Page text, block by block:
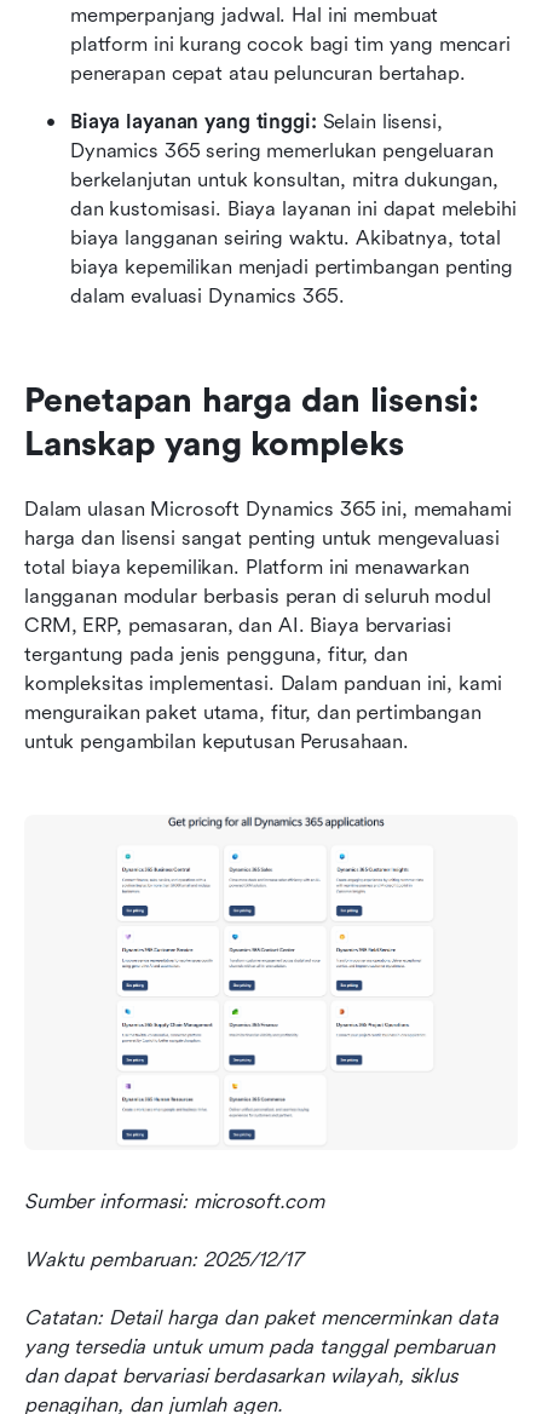
memperpanjang jadwal. Hal ini membuat
platform ini kurang cocok bagi tim yang mencari
penerapan cepat atau peluncuran bertahap.
Biaya layanan yang tinggi: Selain lisensi,
Dynamics 365 sering memerlukan pengeluaran
berkelanjutan untuk konsultan, mitra dukungan,
dan kustomisasi. Biaya layanan ini dapat melebihi
biaya langganan seiring waktu. Akibatnya, total
biaya kepemilikan menjadi pertimbangan penting
dalam evaluasi Dynamics 365.
Penetapan harga dan lisensi:
Lanskap yang kompleks
Dalam ulasan Microsoft Dynamics 365 ini, memahami
harga dan lisensi sangat penting untuk mengevaluasi
total biaya kepemilikan. Platform ini menawarkan
langganan modular berbasis peran di seluruh modul
CRM, ERP, pemasaran, dan AI. Biaya bervariasi
tergantung pada jenis pengguna, fitur, dan
kompleksitas implementasi. Dalam panduan ini, kami
menguraikan paket utama, fitur, dan pertimbangan
untuk pengambilan keputusan Perusahaan.
Sumber informasi: microsoft.com
Waktu pembaruan: 2025/12/17
Catatan: Detail harga dan paket mencerminkan data
yang tersedia untuk umum pada tanggal pembaruan
dan dapat bervariasi berdasarkan wilayah, siklus
penagihan, dan jumlah agen.